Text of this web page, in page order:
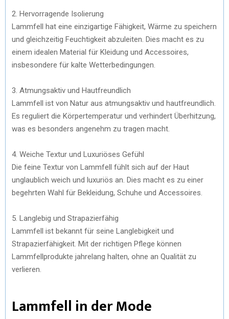
2. Hervorragende Isolierung
Lammfell hat eine einzigartige Fähigkeit, Wärme zu speichern
und gleichzeitig Feuchtigkeit abzuleiten. Dies macht es zu
einem idealen Material für Kleidung und Accessoires,
insbesondere für kalte Wetterbedingungen.
3. Atmungsaktiv und Hautfreundlich
Lammfell ist von Natur aus atmungsaktiv und hautfreundlich.
Es reguliert die Körpertemperatur und verhindert Überhitzung,
was es besonders angenehm zu tragen macht.
4. Weiche Textur und Luxuriöses Gefühl
Die feine Textur von Lammfell fühlt sich auf der Haut
unglaublich weich und luxuriös an. Dies macht es zu einer
begehrten Wahl für Bekleidung, Schuhe und Accessoires.
5. Langlebig und Strapazierfähig
Lammfell ist bekannt für seine Langlebigkeit und
Strapazierfähigkeit. Mit der richtigen Pflege können
Lammfellprodukte jahrelang halten, ohne an Qualität zu
verlieren.
Lammfell in der Mode